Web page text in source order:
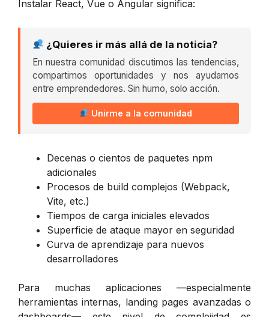
Instalar React, Vue o Angular significa:
¿Quieres ir más allá de la noticia?
En nuestra comunidad discutimos las tendencias,
compartimos oportunidades y nos ayudamos
entre emprendedores. Sin humo, solo acción.
Unirme a la comunidad
Decenas o cientos de paquetes npm
adicionales
Procesos de build complejos (Webpack,
Vite, etc.)
Tiempos de carga iniciales elevados
Superficie de ataque mayor en seguridad
Curva de aprendizaje para nuevos
desarrolladores
Para muchas aplicaciones —especialmente
herramientas internas, landing pages avanzadas o